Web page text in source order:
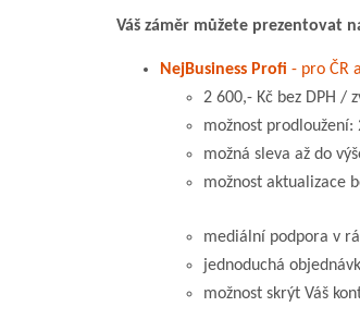
Váš záměr můžete prezentovat
NejBusiness Profi - pro ČR
2 600,- Kč bez DPH /
možnost
možná sleva až do
možnost aktualizace
mediální podpora v
jednoduchá
možnost skrýt Váš